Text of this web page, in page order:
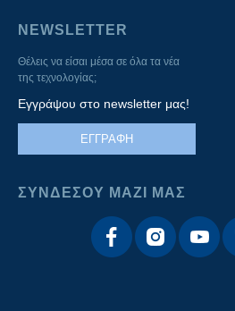
NEWSLETTER
Θέλεις να είσαι μέσα σε όλα τα νέα
της τεχνολογίας;
Εγγράψου στο newsletter μας!
ΕΓΓΡΑΦΗ
ΣΥΝΔΕΣΟΥ ΜΑΖΙ ΜΑΣ